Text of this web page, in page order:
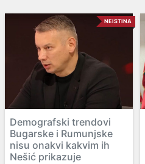
NEISTINA
Demografski trendovi
Bugarske i Rumunjske
nisu onakvi kakvim ih
Nešić prikazuje